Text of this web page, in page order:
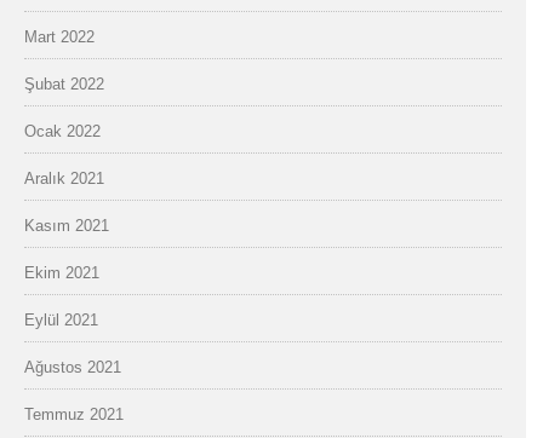
Mart 2022
Şubat 2022
Ocak 2022
Aralık 2021
Kasım 2021
Ekim 2021
Eylül 2021
Ağustos 2021
Temmuz 2021